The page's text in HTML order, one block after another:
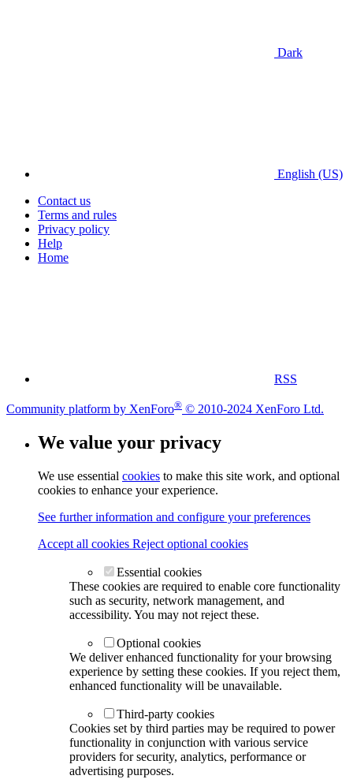
Dark
English (US)
Contact us
Terms and rules
Privacy policy
Help
Home
RSS
Community platform by XenForo® © 2010-2024 XenForo Ltd.
We value your privacy
We use essential cookies to make this site work, and optional
cookies to enhance your experience.
See further information and configure your preferences
Accept all cookies Reject optional cookies
Essential cookies
These cookies are required to enable core functionality
such as security, network management, and
accessibility. You may not reject these.
Optional cookies
We deliver enhanced functionality for your browsing
experience by setting these cookies. If you reject them,
enhanced functionality will be unavailable.
Third-party cookies
Cookies set by third parties may be required to power
functionality in conjunction with various service
providers for security, analytics, performance or
advertising purposes.